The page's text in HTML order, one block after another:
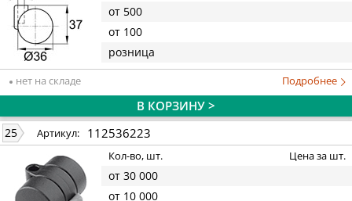
от 500
от 100
розница
нет на складе Подробнее
В КОРЗИНУ >
25 Артикул: 112536223
Кол-во, шт. Цена за шт.
от 30 000
от 10 000